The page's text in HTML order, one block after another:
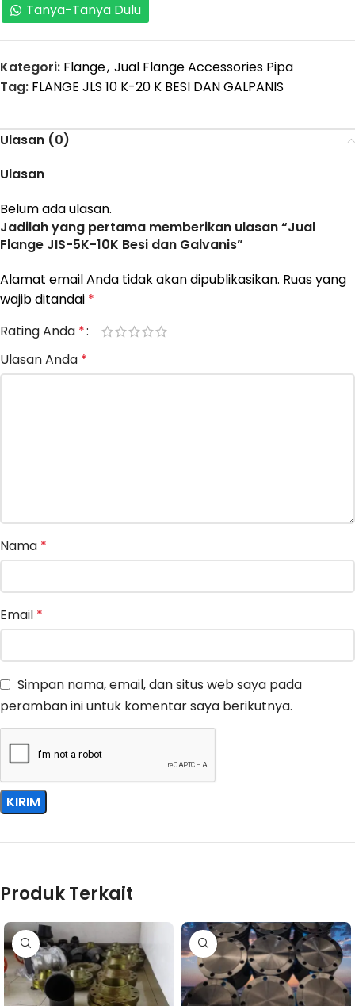
Tanya-Tanya Dulu
Kategori: Flange, Jual Flange Accessories Pipa
Tag: FLANGE JLS 10 K-20 K BESI DAN GALPANIS
Ulasan (0)
Ulasan
Belum ada ulasan.
Jadilah yang pertama memberikan ulasan “Jual
Flange JIS-5K-10K Besi dan Galvanis”
Alamat email Anda tidak akan dipublikasikan. Ruas yang
wajib ditandai *
Rating Anda *
Ulasan Anda *
Nama *
Email *
Simpan nama, email, dan situs web saya pada
peramban ini untuk komentar saya berikutnya.
Produk Terkait